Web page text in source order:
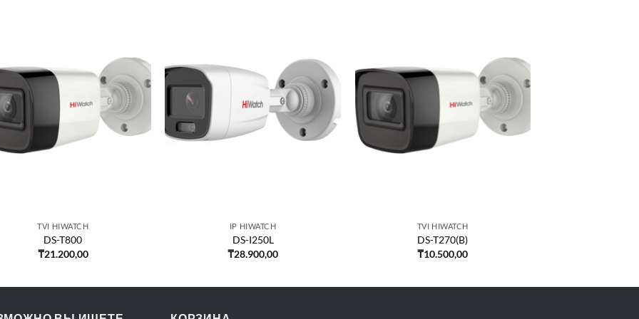
TVI HIWATCH
DS-T800
₸21.200,00
IP HIWATCH
DS-I250L
₸28.900,00
TVI HIWATCH
DS-T270(B)
₸10.500,00